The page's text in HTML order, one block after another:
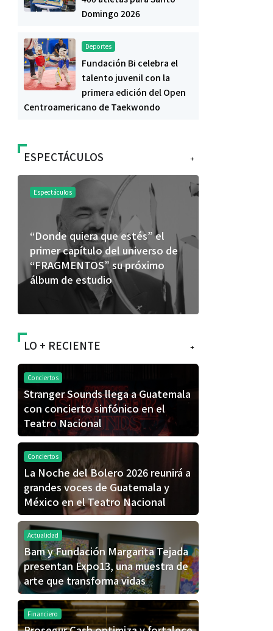
Domingo 2026
Deportes
Fundación Bi celebra el
talento juvenil con la
primera edición del Open
Centroamericano de Taekwondo
+
ESPECTÁCULOS
Espectáculos
La marimba une generaciones: el
46.º Festival de Marimba Paiz
transforma la tradición en un
espectáculo para todos
+
LO + RECIENTE
Conciertos
Stranger Sounds llega a Guatemala
con concierto sinfónico en el
Teatro Nacional
Conciertos
La Noche del Bolero 2026 reunirá a
grandes voces de Guatemala y
México en el Teatro Nacional
Actualidad
Bam y Fundación Margarita Tejada
presentan Expo13, una muestra de
arte que transforma vidas
Financiero